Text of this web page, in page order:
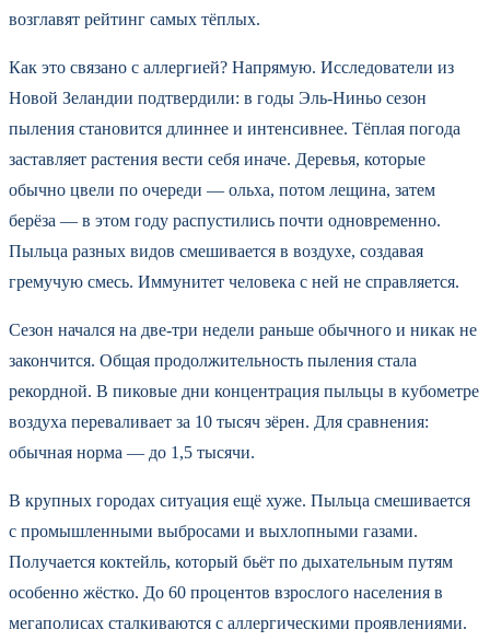
возглавят рейтинг самых тёплых.
Как это связано с аллергией? Напрямую. Исследователи из
Новой Зеландии подтвердили: в годы Эль-Ниньо сезон
пыления становится длиннее и интенсивнее. Тёплая погода
заставляет растения вести себя иначе. Деревья, которые
обычно цвели по очереди — ольха, потом лещина, затем
берёза — в этом году распустились почти одновременно.
Пыльца разных видов смешивается в воздухе, создавая
гремучую смесь. Иммунитет человека с ней не справляется.
Сезон начался на две-три недели раньше обычного и никак не
закончится. Общая продолжительность пыления стала
рекордной. В пиковые дни концентрация пыльцы в кубометре
воздуха переваливает за 10 тысяч зёрен. Для сравнения:
обычная норма — до 1,5 тысячи.
В крупных городах ситуация ещё хуже. Пыльца смешивается
с промышленными выбросами и выхлопными газами.
Получается коктейль, который бьёт по дыхательным путям
особенно жёстко. До 60 процентов взрослого населения в
мегаполисах сталкиваются с аллергическими проявлениями.